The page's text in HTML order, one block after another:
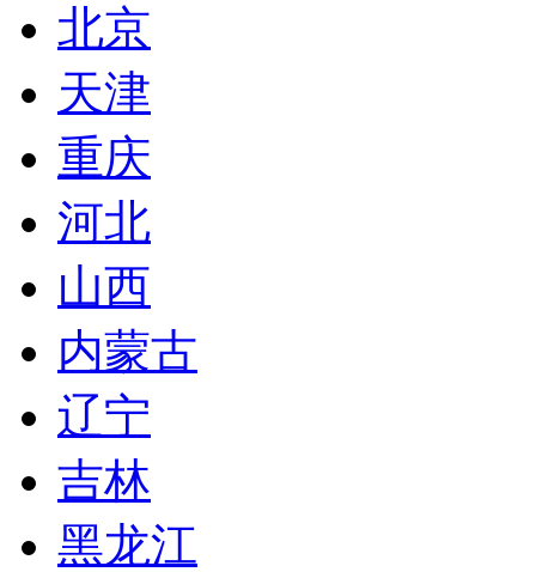
北京
天津
重庆
河北
山西
内蒙古
辽宁
吉林
黑龙江